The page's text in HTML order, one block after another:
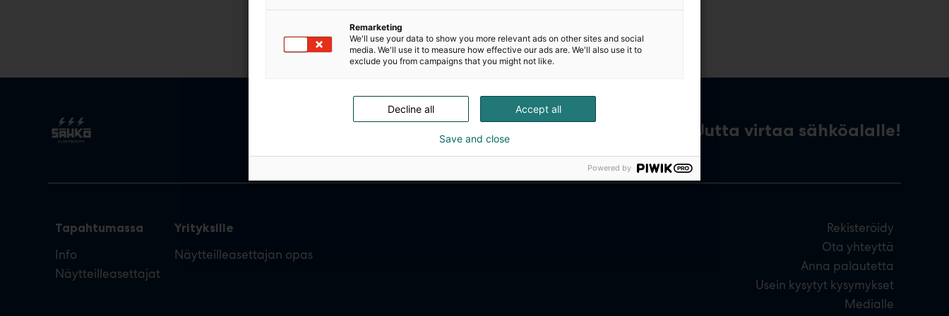
Uutta virtaa sähköalalle!
Tapahtumassa
Info
Näytteilleasettajat
Yrityksille
Näytteilleasettajan opas
Rekisteröidy
Ota yhteyttä
Anna palautetta
Usein kysytyt kysymykset
Medialle
Remarketing
We'll use your data to show you more relevant ads on other sites and social
media. We'll use it to measure how effective our ads are. We'll also use it to
exclude you from campaigns that you might not like.
Accept all
Decline all
Save and close
Powered by